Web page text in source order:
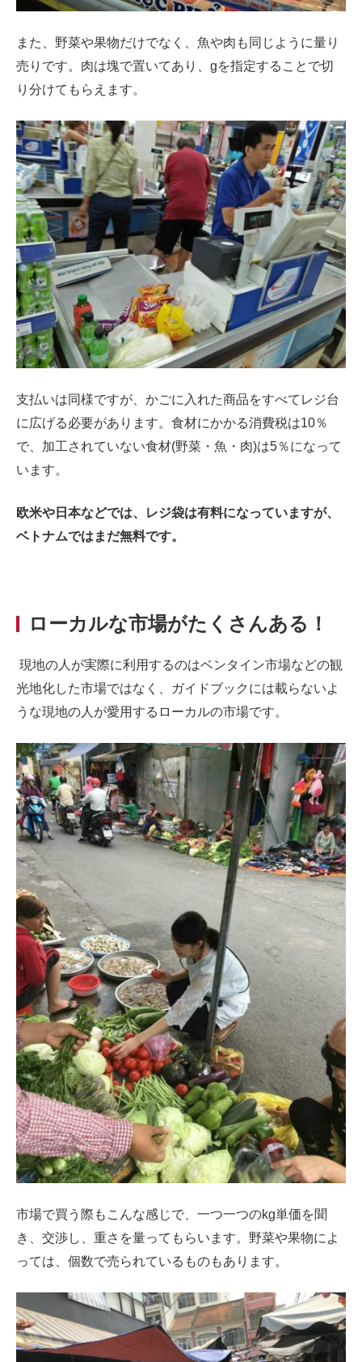
また、野菜や果物だけでなく、魚や肉も同じように量り
売りです。肉は塊で置いてあり、gを指定することで切
り分けてもらえます。
支払いは同様ですが、かごに入れた商品をすべてレジ台
に広げる必要があります。食材にかかる消費税は10％
で、加工されていない食材(野菜・魚・肉)は5％になって
います。
欧米や日本などでは、レジ袋は有料になっていますが、
ベトナムではまだ無料です。
ローカルな市場がたくさんある！
現地の人が実際に利用するのはベンタイン市場などの観
光地化した市場ではなく、ガイドブックには載らないよ
うな現地の人が愛用するローカルの市場です。
市場で買う際もこんな感じで、一つ一つのkg単価を聞
き、交渉し、重さを量ってもらいます。野菜や果物によ
っては、個数で売られているものもあります。